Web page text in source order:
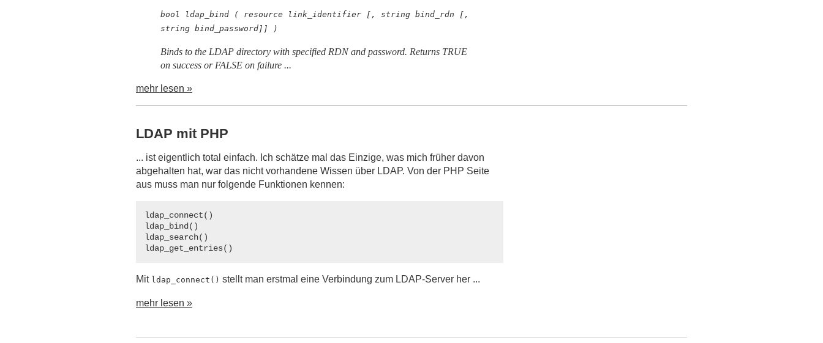
bool ldap_bind ( resource link_identifier [, string bind_rdn [,
string bind_password]] )
Binds to the LDAP directory with specified RDN and password. Returns TRUE
on success or FALSE on failure ...
mehr lesen »
LDAP mit PHP
... ist eigentlich total einfach. Ich schätze mal das Einzige, was mich früher davon
abgehalten hat, war das nicht vorhandene Wissen über LDAP. Von der PHP Seite
aus muss man nur folgende Funktionen kennen:
ldap_connect()
ldap_bind()
ldap_search()
ldap_get_entries()
Mit ldap_connect() stellt man erstmal eine Verbindung zum LDAP-Server her ...
mehr lesen »